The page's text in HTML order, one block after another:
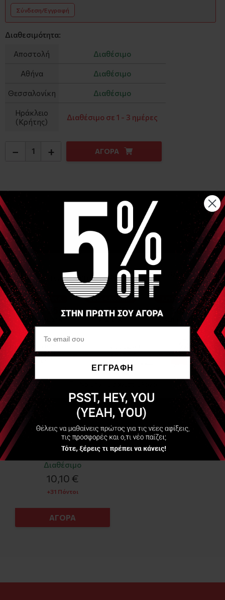
Σύνδεση/Εγγραφή
Διαθεσιμότητα:
Αποστολή Διαθέσιμο
Αθήνα Διαθέσιμο
Θεσσαλονίκη Διαθέσιμο
Ηράκλειο
(Κρήτης)
Διαθέσιμο σε 1 - 3 ημέρες
− + ΑΓΟΡΑ
Αναλυτική Περιγραφή
Εάν έχετε αγοράσει ελαστικό σωλήνα 7,5m ή κάποιον ιμάντα
της Thera-Band τότε αυτό το εξάρτημα θα σας βοηθήσει στις
ασκήσεις σας.
Πώληση σε ζεύγος
Είδες Πρόσφατα
THERABAND
Thera-Band Χειρολαβές
ζεύγος (Handles)
Διαθέσιμο
10,10 €
+31 Πόντοι
ΑΓΟΡΑ
ΕΓΓΡΑΦΗ